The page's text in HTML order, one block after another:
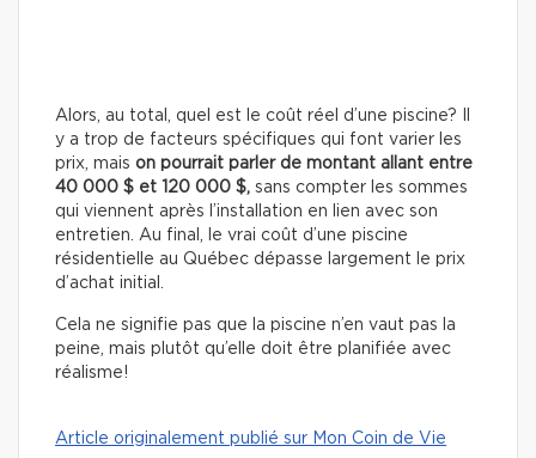
Alors, au total, quel est le coût réel d’une piscine? Il
y a trop de facteurs spécifiques qui font varier les
prix, mais on pourrait parler de montant allant entre
40 000 $ et 120 000 $, sans compter les sommes
qui viennent après l’installation en lien avec son
entretien. Au final, le vrai coût d’une piscine
résidentielle au Québec dépasse largement le prix
d’achat initial.
Cela ne signifie pas que la piscine n’en vaut pas la
peine, mais plutôt qu’elle doit être planifiée avec
réalisme!
Article originalement publié sur Mon Coin de Vie